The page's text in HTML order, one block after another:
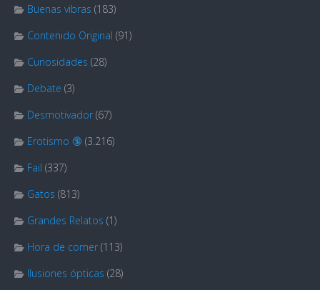
Buenas vibras (183)
Contenido Original (91)
Curiosidades (28)
Debate (3)
Desmotivador (67)
Erotismo 🔞 (3.216)
Fail (337)
Gatos (813)
Grandes Relatos (1)
Hora de comer (113)
Ilusiones ópticas (28)